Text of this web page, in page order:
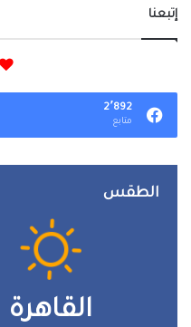
إتبعنا
2٬892
متابع
الطقس
القاهرة